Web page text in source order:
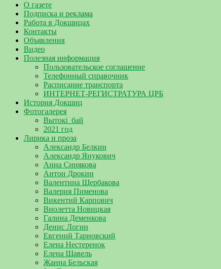
О газете
Подписка и реклама
Работа в Докшицах
Контакты
Объявления
Видео
Полезная информация
Пользовательское соглашение
Телефонный справочник
Расписание транспорта
ИНТЕРНЕТ-РЕГИСТРАТУРА ЦРБ
История Докшиц
Фотогалерея
Вытокі_бай
2021 год
Лирика и проза
Александр Белкин
Александр Янукович
Анна Синякова
Антон Дрокин
Валентина Щербакова
Валерия Пименова
Викентий Карпович
Виолетта Новицкая
Галина Деменкова
Денис Логин
Евгений Тарновский
Елена Нестеренок
Елена Шавель
Жанна Бельская